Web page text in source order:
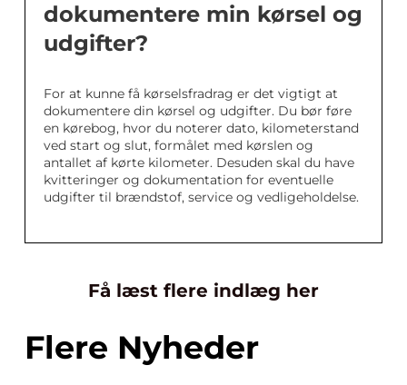
dokumentere min kørsel og
udgifter?
For at kunne få kørselsfradrag er det vigtigt at
dokumentere din kørsel og udgifter. Du bør føre
en kørebog, hvor du noterer dato, kilometerstand
ved start og slut, formålet med kørslen og
antallet af kørte kilometer. Desuden skal du have
kvitteringer og dokumentation for eventuelle
udgifter til brændstof, service og vedligeholdelse.
Få læst flere indlæg her
Flere Nyheder